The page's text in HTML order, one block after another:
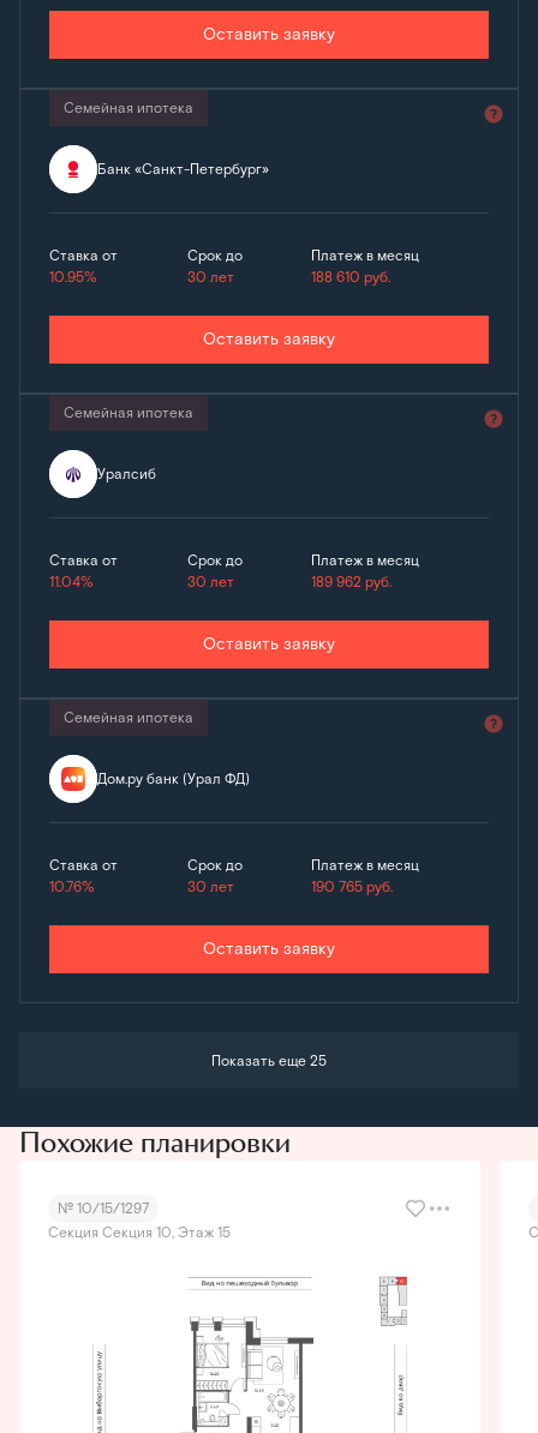
Оставить заявку
Семейная ипотека
Банк «Санкт-Петербург»
Ставка от
10.95%
Срок до
30 лет
Платеж в месяц
188 610руб.
Оставить заявку
Семейная ипотека
Уралсиб
Ставка от
11.04%
Срок до
30 лет
Платеж в месяц
189 962руб.
Оставить заявку
Семейная ипотека
Дом.ру банк (Урал ФД)
Ставка от
10.76%
Срок до
30 лет
Платеж в месяц
190 765руб.
Оставить заявку
Показать еще 25
Похожие планировки
№ 10/15/1297
Секция Секция 10, Этаж 15